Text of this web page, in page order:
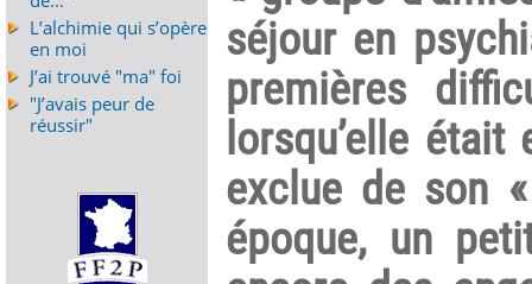
séjour en
premières
lorsqu’elle
exclue de son
époque, un
L’alchimie qui s’opère
en moi
J’ai trouvé "ma" foi
"J’avais peur de
réussir"